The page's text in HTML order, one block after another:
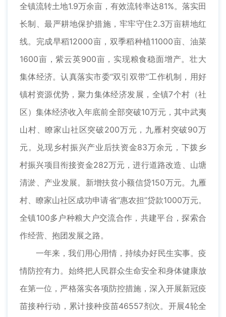
全镇流转土地1.9万余亩，有效流转率达81%。落实田
长制、最严耕地保护措施，牢牢守住2.3万亩耕地红
线。完成早稻12000亩，双季稻种植11000亩、油菜
1600亩，紫云英900亩，实现粮食稳面增产。壮大
集体经济。认真落实市委“双引双带”工作机制，用好
镇村资源优势，聚力集体经济发展，全镇7个村（社
区）集体经济收入年底前全部突破10万元，其中武夷
山村、瞭家山社区突破200万元，九雁村突破90万
元。兑现乡村振兴产业后扶资金83万余元，下拨乡
村振兴项目衔接资金282万元，进行道路改造、山塘
清淤、产业发展。新增扶贫小额信贷150万元。九雁
村、瞭家山社区成功申请省“惠农担”贷款1000万元。
全镇100多户种粮大户交流合作，共建平台，探索合
作经营、抱团发展之路。
一年来，我们用心用情，持续办好民生实事。疫
情防控有力。始终把人民群众生命安全和身体健康放
在第一位，严格落实各项防控措施，深入开展新冠疫
苗接种行动，累计接种疫苗46557剂次。开展4轮全